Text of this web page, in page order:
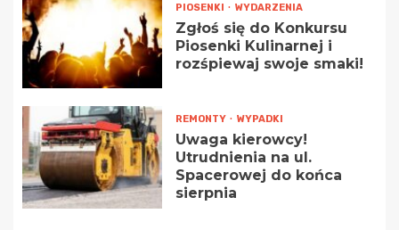
PIOSENKI WYDARZENIA
Zgłoś się do Konkursu
Piosenki Kulinarnej i
rozśpiewaj swoje smaki!
REMONTY WYPADKI
Uwaga kierowcy!
Utrudnienia na ul.
Spacerowej do końca
sierpnia